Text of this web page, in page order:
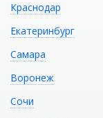
Ванна
KALDEWEI
Краснодар
Екатеринбург
Самара
Воронеж
Сочи